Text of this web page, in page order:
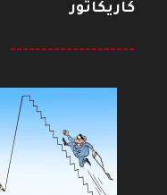
كاريكاتور
--------------------